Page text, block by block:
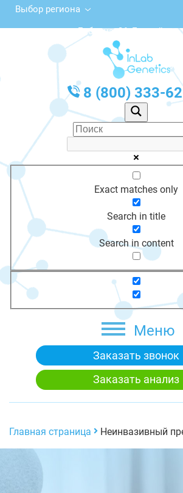
Выбор региона
ул. Бабкина, 26, Енисейск
с 10:00 до 20:00
График работы: Пн-Пт с 10:00
8 (800) 333-
Exact matches only
Search in title
Search in content
Меню
Заказать звонок
Заказать анализ
Главная страница Неинвазивный